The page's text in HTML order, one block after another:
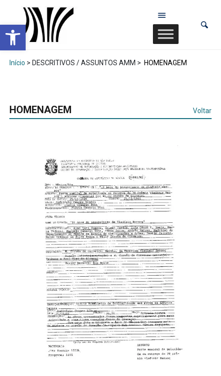
Abrir a barra de ferramentas
Início > DESCRITIVOS / ASSUNTOS AMM > HOMENAGEM
HOMENAGEM Voltar